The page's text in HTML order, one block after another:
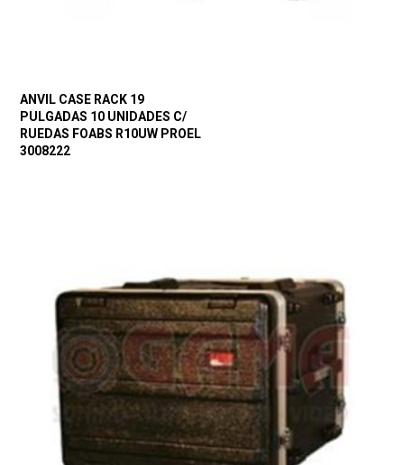
ANVIL CASE RACK 19
PULGADAS 10 UNIDADES C/
RUEDAS FOABS R10UW PROEL
3008222